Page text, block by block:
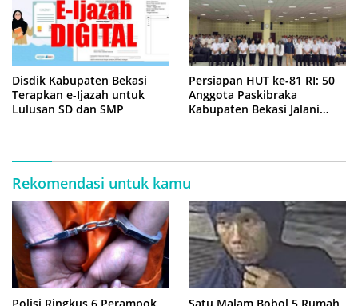
Disdik Kabupaten Bekasi
Terapkan e-Ijazah untuk
Lulusan SD dan SMP
Persiapan HUT ke-81 RI: 50
Anggota Paskibraka
Kabupaten Bekasi Jalani
Rekomendasi untuk kamu